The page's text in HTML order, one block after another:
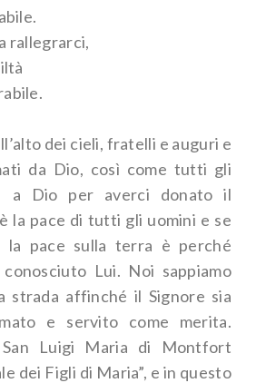
rallegrarci,
dei cieli, fratelli e auguri e
da Dio, così come tutti gli
a Dio per averci donato il
la pace di tutti gli uomini e se
la pace sulla terra è perché
Lui. Noi sappiamo
strada affinché il Signore sia
e servito come merita.
Luigi Maria di Montfort
dei Figli di Maria”, e in questo